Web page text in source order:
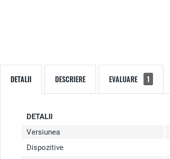
DETALII DESCRIERE EVALUARE 1
DETALII
Versiunea
Dispozitive